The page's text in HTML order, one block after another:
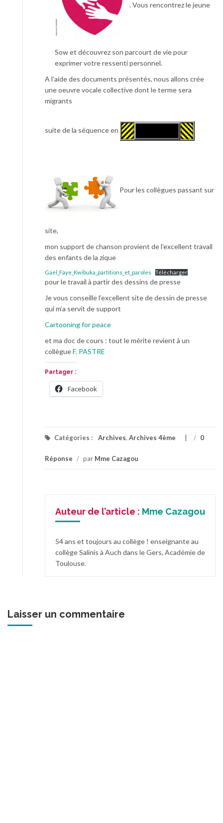
. Vous rencontrez le jeune
Sow et découvrez son parcourt de vie pour
exprimer votre ressenti personnel.
A l’aide des documents présentés, nous allons crée
une oeuvre vocale collective dont le terme sera
migrants
suite de la séquence en
Pour les collègues passant sur
site,
mon support de chanson provient de l’excellent travail
des enfants de la zique
Gael_Faye_Kwibuka_partitions_et_paroles Télécharger
pour le travail à partir des dessins de presse
Je vous conseille l’excellent site de dessin de presse
qui m’a servit de support
Cartooning for peace
et ma doc de cours : tout le mérite revient à un
collègueF. PASTRE
Partager :
Facebook
Catégories : Archives, Archives 4ème / 0
Réponse / par Mme Cazagou
Auteur de l’article : Mme Cazagou
54 ans et toujours au collège ! enseignante au
collège Salinis à Auch dans le Gers, Académie de
Toulouse.
Laisser un commentaire